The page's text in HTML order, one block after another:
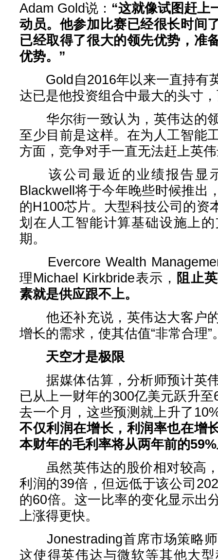
Adam Gold说： “这就像试图赶上
动员。他参加比赛已经很长时间
已经取得了很大的领先优势，准
优势。”
Gold自2016年以来一直持有
达已是他投资组合中最大的头寸
华尔街一致认为，英伟达的
至少目前是这样。在为人工智能
方面，竞争对手一直无法赶上英
该公司最近的业绩报告显
Blackwell将于今年晚些时候推出
的H100芯片。大型科技公司的资
划在人工智能计算基础设施上
期。
Evercore Wealth
理Michael Kirkbride表示， 阻止
素就是供应跟不上。
他还补充说，英伟达大客户
增长的需求，使其估值“非常合理”
天空才是极限
据媒体估算，分析师预计英
已从上一财年的300亿美元跃升
去一个月，这些预测就上升了
不仅利润在增长，利润率也在增
本财年的毛利率将从两年前的
虽然英伟达的股价相对较高，
利润的39倍，但远低于该公司
的60倍。这一比率的变化显示出
上涨得更快。
Jonestrading首席市场策略师
这使得英伟达与微软等其他大